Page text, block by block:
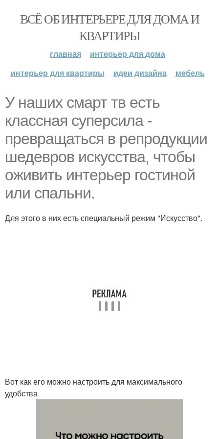
ВСЁ ОБ ИНТЕРЬЕРЕ ДЛЯ ДОМА И
КВАРТИРЫ
главная
интерьер для дома
интерьер для квартиры
идеи дизайна мебель
У наших смарт тв есть
классная суперсила -
превращаться в репродукции
шедевров искусства, чтобы
оживить интерьер гостиной
или спальни.
Для этого в них есть специальный режим "Искусство".
Вот как его можно настроить для максимального
удобства